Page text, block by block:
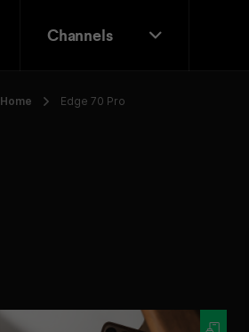
Channels
Home Edge 70 Pro